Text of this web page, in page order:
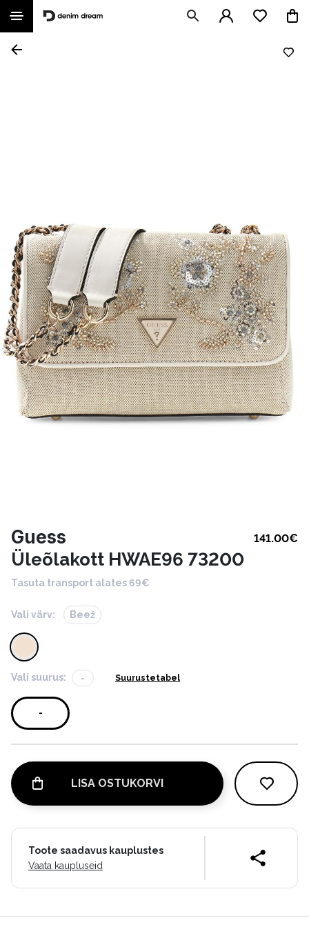
Guess 141.00€
Üleõlakott HWAE96 73200
Tasuta transport alates 69€
Vali värv: Beež
Vali suurus: - Suurustetabel
-
LISA OSTUKORVI
Toote saadavus kauplustes
Vaata kaupluseid